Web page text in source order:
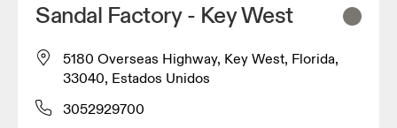
Sandal Factory - Key West
5180 Overseas Highway, Key West, Florida,
33040, Estados Unidos
3052929700